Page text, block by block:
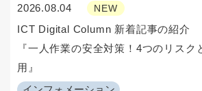
2026.08.04 NEW
ICT Digital Column 新着記事の紹介
『一人作業の安全対策！4つのリスク
用』